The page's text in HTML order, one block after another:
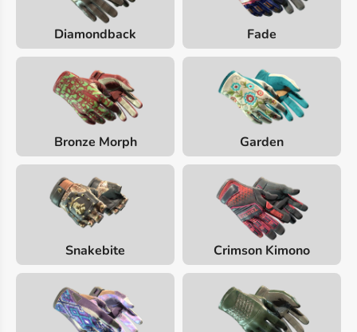
Diamondback Fade
Bronze Morph Garden
Snakebite Crimson Kimono